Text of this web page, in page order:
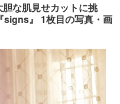
スポーツ
その他
ショッピング
な肌見せカットに挑
signs』 1枚目の写真・画